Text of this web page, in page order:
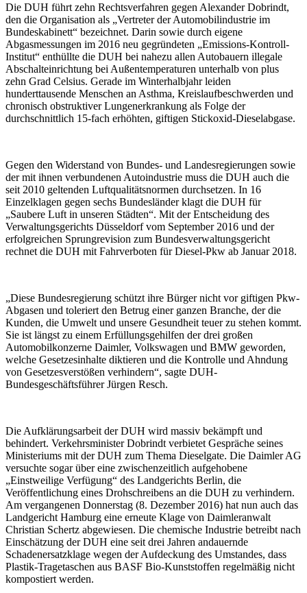
Die DUH führt zehn Rechtsverfahren gegen Alexander Dobrindt,
den die Organisation als „Vertreter der Automobilindustrie im
Bundeskabinett“ bezeichnet. Darin sowie durch eigene
Abgasmessungen im 2016 neu gegründeten „Emissions-Kontroll-
Institut“ enthüllte die DUH bei nahezu allen Autobauern illegale
Abschalteinrichtung bei Außentemperaturen unterhalb von plus
zehn Grad Celsius. Gerade im Winterhalbjahr leiden
hunderttausende Menschen an Asthma, Kreislaufbeschwerden und
chronisch obstruktiver Lungenerkrankung als Folge der
durchschnittlich 15-fach erhöhten, giftigen Stickoxid-Dieselabgase.
Gegen den Widerstand von Bundes- und Landesregierungen sowie
der mit ihnen verbundenen Autoindustrie muss die DUH auch die
seit 2010 geltenden Luftqualitätsnormen durchsetzen. In 16
Einzelklagen gegen sechs Bundesländer klagt die DUH für
„Saubere Luft in unseren Städten“. Mit der Entscheidung des
Verwaltungsgerichts Düsseldorf vom September 2016 und der
erfolgreichen Sprungrevision zum Bundesverwaltungsgericht
rechnet die DUH mit Fahrverboten für Diesel-Pkw ab Januar 2018.
„Diese Bundesregierung schützt ihre Bürger nicht vor giftigen Pkw-
Abgasen und toleriert den Betrug einer ganzen Branche, der die
Kunden, die Umwelt und unsere Gesundheit teuer zu stehen kommt.
Sie ist längst zu einem Erfüllungsgehilfen der drei großen
Automobilkonzerne Daimler, Volkswagen und BMW geworden,
welche Gesetzesinhalte diktieren und die Kontrolle und Ahndung
von Gesetzesverstößen verhindern“, sagte DUH-
Bundesgeschäftsführer Jürgen Resch.
Die Aufklärungsarbeit der DUH wird massiv bekämpft und
behindert. Verkehrsminister Dobrindt verbietet Gespräche seines
Ministeriums mit der DUH zum Thema Dieselgate. Die Daimler AG
versuchte sogar über eine zwischenzeitlich aufgehobene
„Einstweilige Verfügung“ des Landgerichts Berlin, die
Veröffentlichung eines Drohschreibens an die DUH zu verhindern.
Am vergangenen Donnerstag (8. Dezember 2016) hat nun auch das
Landgericht Hamburg eine erneute Klage von Daimleranwalt
Christian Schertz abgewiesen. Die chemische Industrie betreibt nach
Einschätzung der DUH eine seit drei Jahren andauernde
Schadenersatzklage wegen der Aufdeckung des Umstandes, dass
Plastik-Tragetaschen aus BASF Bio-Kunststoffen regelmäßig nicht
kompostiert werden.